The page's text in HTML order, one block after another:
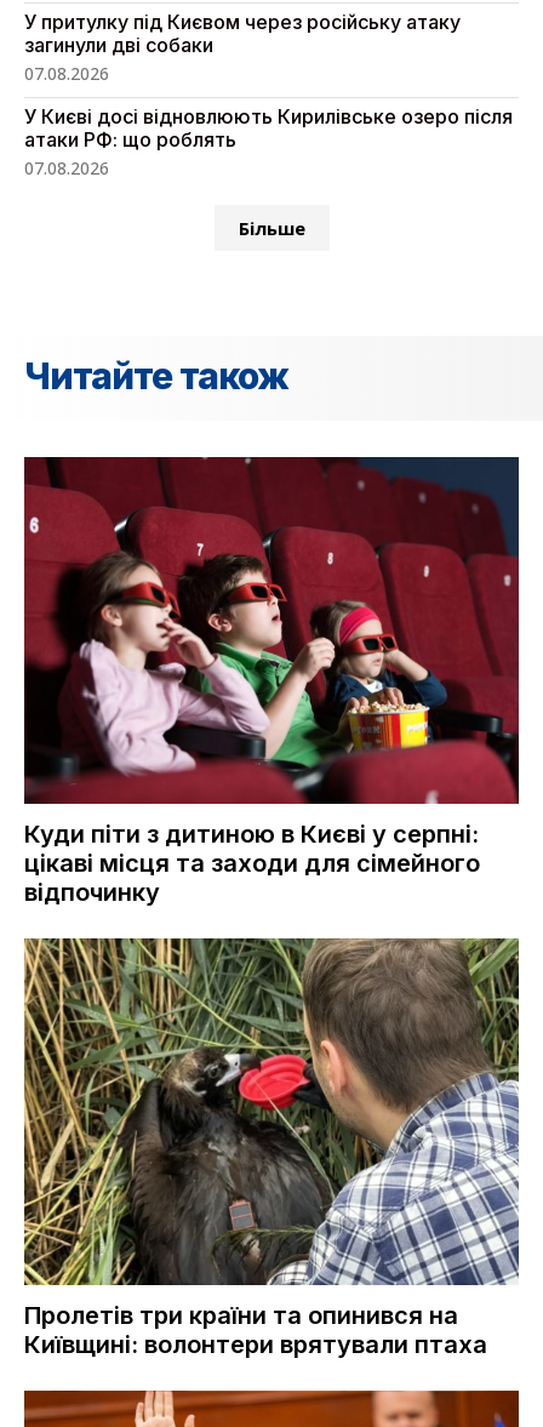
У притулку під Києвом через російську атаку
загинули дві собаки
07.08.2026
У Києві досі відновлюють Кирилівське озеро після
атаки РФ: що роблять
07.08.2026
Більше
Читайте також
Куди піти з дитиною в Києві у серпні:
цікаві місця та заходи для сімейного
відпочинку
Пролетів три країни та опинився на
Київщині: волонтери врятували птаха